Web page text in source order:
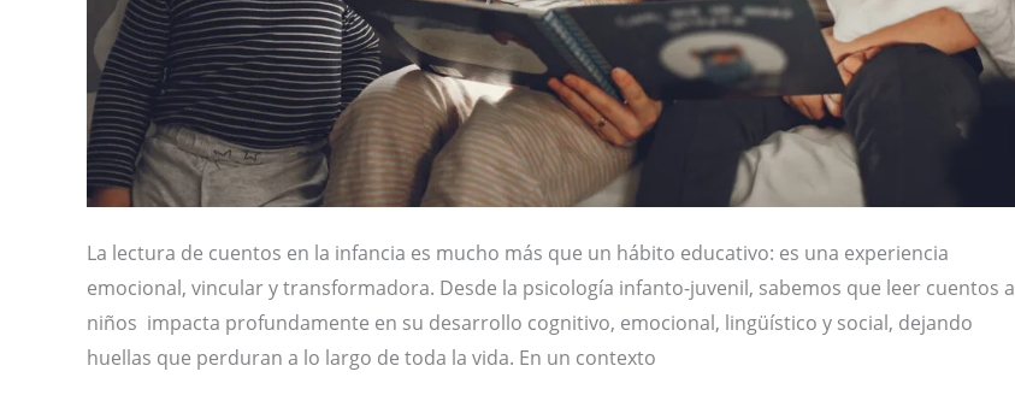
La lectura de cuentos en la infancia es mucho más que un hábito educativo: es una experiencia
emocional, vincular y transformadora. Desde la psicología infanto-juvenil, sabemos que leer cuentos a
niños impacta profundamente en su desarrollo cognitivo, emocional, lingüístico y social, dejando
huellas que perduran a lo largo de toda la vida. En un contexto